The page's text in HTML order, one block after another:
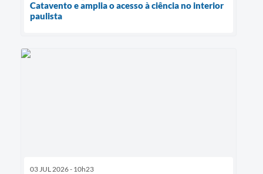
Catavento e amplia o acesso à ciência no interior
paulista
03 JUL 2026 - 10h23